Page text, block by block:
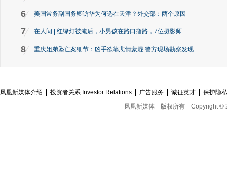
6 美国常务副国务卿访华为何选在天津？外交部：两个原因
7 在人间 | 红绿灯被淹后，小男孩在路口指路，7位摄影师...
8 重庆姐弟坠亡案细节：凶手欲靠悲情蒙混 警方现场勘察发现...
凤凰新媒体介绍 投资者关系 Investor Relations 广告服务 诚征英才
保护隐
凤凰新媒体
版权所有 Copyright ©